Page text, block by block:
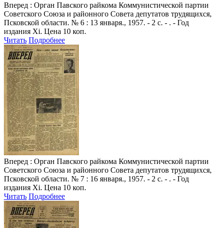
Вперед : Орган Павского райкома Коммунистической партии
Советского Союза и районного Совета депутатов трудящихся,
Псковской области. № 6 : 13 января., 1957. - 2 с. - . - Год
издания Xi. Цена 10 коп.
Читать Подробнее
Вперед : Орган Павского райкома Коммунистической партии
Советского Союза и районного Совета депутатов трудящихся,
Псковской области. № 7 : 16 января., 1957. - 2 с. - . - Год
издания Xi. Цена 10 коп.
Читать Подробнее